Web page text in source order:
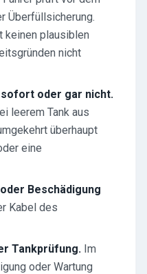
Überfüllsicherung.
plausiblen
nicht
oder gar nicht.
leerem Tank aus
überhaupt
eine
Beschädigung
Kabel des
Tankprüfung. Im
oder Wartung